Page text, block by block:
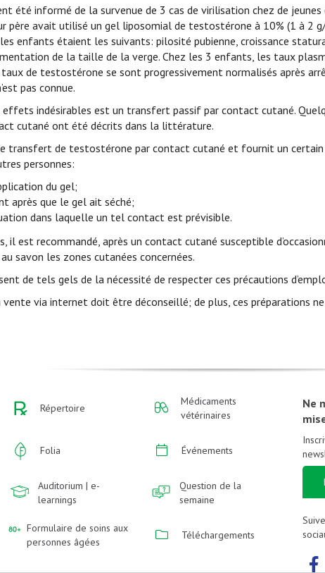
été informé de la survenue de 3 cas de virilisation chez de
père avait utilisé un gel liposomial de testostérone à 10% (1 à 2
enfants étaient les suivants: pilosité pubienne, croissance
de la taille de la verge. Chez les 3 enfants, les taux
de testostérone se sont progressivement normalisés après
pas connue.
indésirables est un transfert passif par contact cutané.
cutané ont été décrits dans la littérature.
transfert de testostérone par contact cutané et fournit un certain
personnes:
du gel;
après que le gel ait séché;
dans laquelle un tel contact est prévisible.
est recommandé, après un contact cutané susceptible
savon les zones cutanées concernées.
de tels gels de la nécessité de respecter ces précautions
vente via internet doit être déconseillé; de plus, ces préparations
Répertoire
Folia
Auditorium | e-
learnings
Formulaire de soins aux
personnes âgées
Médicaments
vétérinaires
Événements
Question de la
semaine
Téléchargements
Ne